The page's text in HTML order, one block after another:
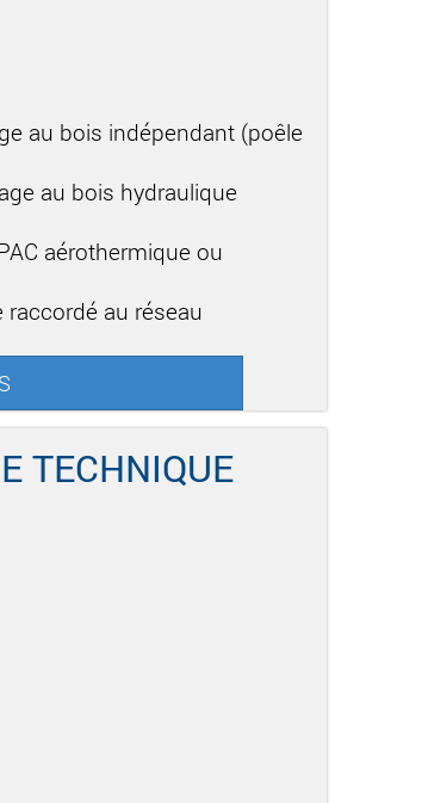
au bois indépendant (poêle
au bois hydraulique
aérothermique ou
raccordé au réseau
TECHNIQUE